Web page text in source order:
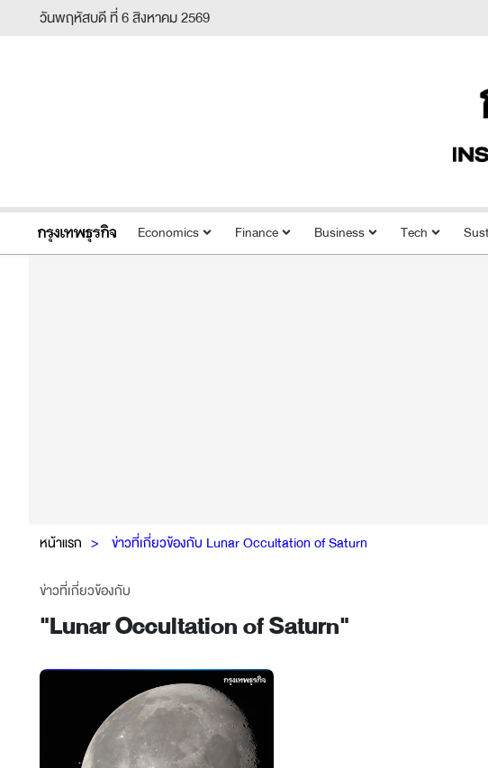
วันพฤหัสบดี ที่ 6 สิงหาคม 2569
Economics Finance Business Tech
หน้าแรก ข่าวที่เกี่ยวข้องกับ Lunar Occultation of Saturn
ข่าวที่เกี่ยวข้องกับ
"Lunar Occultation of Saturn"